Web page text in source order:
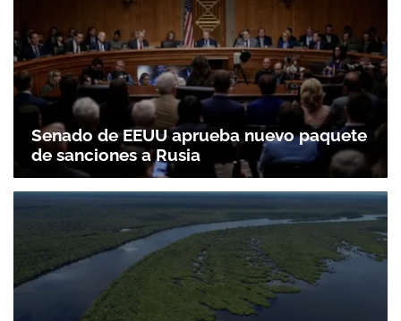
Senado de EEUU aprueba nuevo paquete
de sanciones a Rusia